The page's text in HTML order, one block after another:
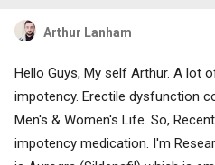
Arthur Lanham
Hello Guys, My self Arthur. A lot
impotency. Erectile dysfunction
Men's & Women's Life. So,
impotency medication. I'm